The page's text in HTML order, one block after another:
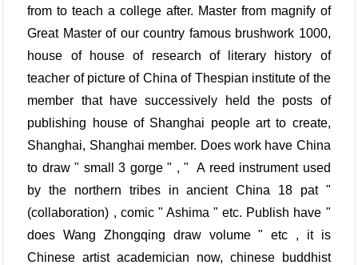
from to teach a college after. Master from magnify of
Great Master of our country famous brushwork 1000,
house of house of research of literary history of
teacher of picture of China of Thespian institute of the
member that have successively held the posts of
publishing house of Shanghai people art to create,
Shanghai, Shanghai member. Does work have China
to draw " small 3 gorge " , " A reed instrument used
by the northern tribes in ancient China 18 pat "
(collaboration) , comic " Ashima " etc. Publish have "
does Wang Zhongqing draw volume " etc , it is
Chinese artist academician now, chinese buddhist